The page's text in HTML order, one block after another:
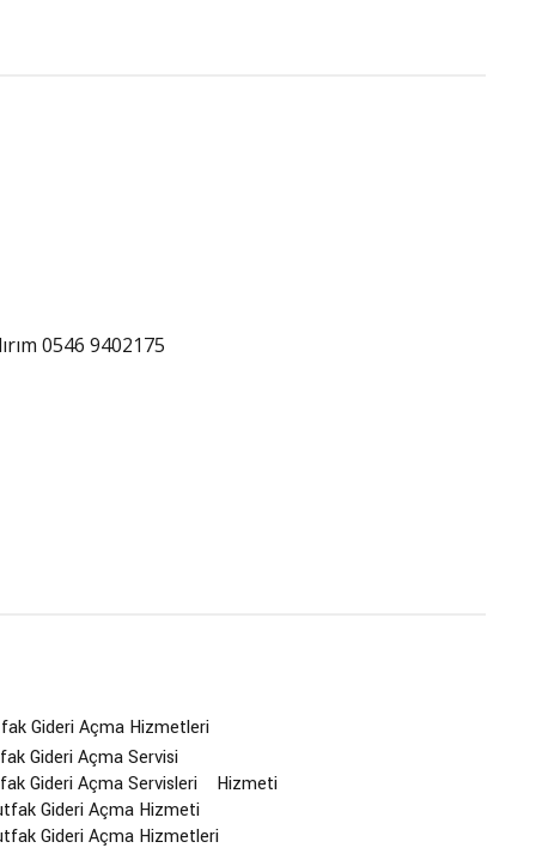
Gideri Açma Hizmetleri
Gideri Açma Servisi
Gideri Açma Servisleri
Hizmeti
Gideri Açma Hizmeti
Gideri Açma Hizmetleri